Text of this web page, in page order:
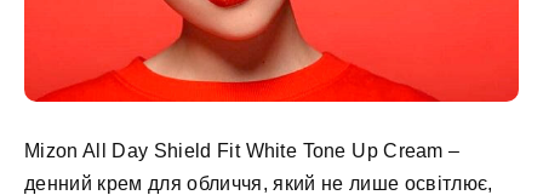
Mizon All Day Shield Fit White Tone Up Cream –
денний крем для обличчя, який не лише освітлює,